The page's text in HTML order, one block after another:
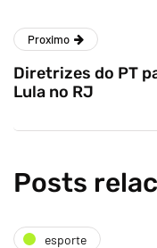
Proximo
Diretrizes do PT
Lula no RJ
Posts
esporte